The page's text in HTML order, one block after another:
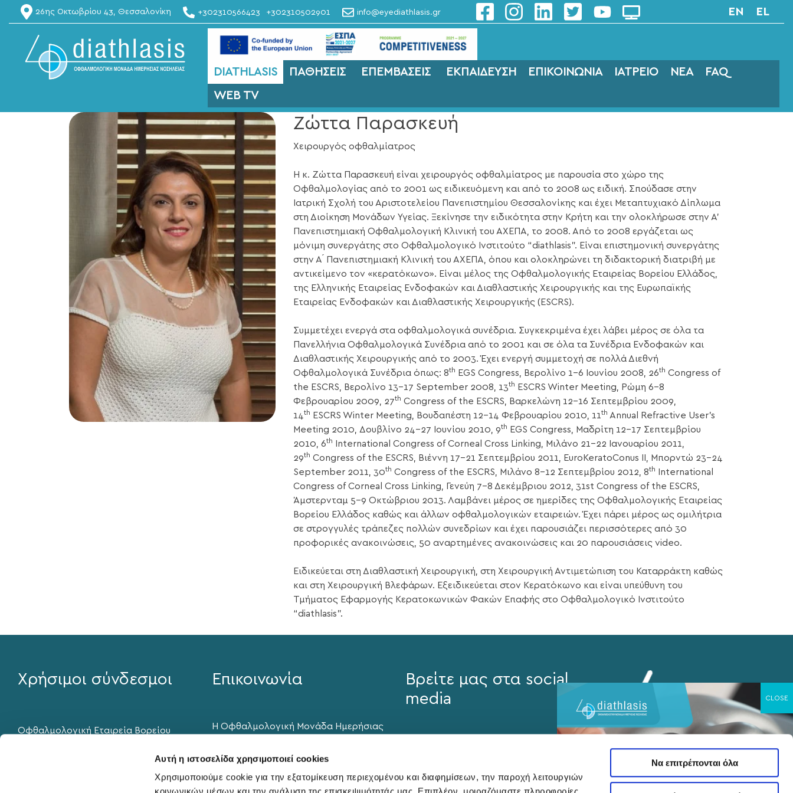
Αυτή η ιστοσελίδα χρησιμοποιεί cookies
Χρησιμοποιούμε cookie για την εξατομίκευση περιεχομένου και διαφημίσεων, την παροχή λειτουργιών
Να επιτρέπονται όλα
26ης Οκτωβρίου 43, Θεσσαλονίκη +302310566423 +302310502901 info@eyediathlasis.gr EN EL
DIATHLASIS ΠΑΘΗΣΕΙΣ ΕΠΕΜΒΑΣΕΙΣ ΕΚΠΑΙΔΕΥΣΗ ΕΠΙΚΟΙΝΩΝΙΑ ΙΑΤΡΕΙΟ ΝΕΑ
FAQ
WEB TV
Ζώττα Παρασκευή
Χειρουργός οφθαλμίατρος
Η κ. Ζώττα Παρασκευή είναι χειρουργός οφθαλμίατρος με παρουσία στο χώρο της
Οφθαλμολογίας από το 2001 ως ειδικευόμενη και από το 2008 ως ειδική. Σπούδασε στην
Ιατρική Σχολή του Αριστοτελείου Πανεπιστημίου Θεσσαλονίκης και έχει Μεταπτυχιακό Δίπλωμα
στη Διοίκηση Μονάδων Υγείας. Ξεκίνησε την ειδικότητα στην Κρήτη και την ολοκλήρωσε στην Α’
Πανεπιστημιακή Οφθαλμολογική Κλινική του ΑΧΕΠΑ, το 2008. Από το 2008 εργάζεται ως
μόνιμη συνεργάτης στο Οφθαλμολογικό Ινστιτούτο “diathlasis”. Είναι επιστημονική συνεργάτης
στην Α ́ Πανεπιστημιακή Κλινική του ΑΧΕΠΑ, όπου και ολοκληρώνει τη διδακτορική διατριβή με
αντικείμενο τον «κερατόκωνο». Είναι μέλος της Οφθαλμολογικής Εταιρείας Βορείου Ελλάδος,
της Ελληνικής Εταιρείας Ενδοφακών και Διαθλαστικής Χειρουργικής και της Ευρωπαϊκής
Εταιρείας Ενδοφακών και Διαθλαστικής Χειρουργικής (ESCRS).
Συμμετέχει ενεργά στα οφθαλμολογικά συνέδρια. Συγκεκριμένα έχει λάβει μέρος σε όλα τα
Πανελλήνια Οφθαλμολογικά Συνέδρια από το 2001 και σε όλα τα Συνέδρια Ενδοφακών και
Διαθλαστικής Χειρουργικής από το 2003. Έχει ενεργή συμμετοχή σε πολλά Διεθνή
Οφθαλμολογικά Συνέδρια όπως: 8th EGS Congress, Βερολίνο 1-6 Ιουνίου 2008, 26th Congress of
the ESCRS, Βερολίνο 13-17 September 2008, 13th
ESCRS Winter Meeting, Ρώμη 6-8
Φεβρουαρίου 2009, 27th Congress of the ESCRS, Βαρκελώνη 12-16 Σεπτεμβρίου 2009,
14 th ESCRS Winter Meeting, Βουδαπέστη 12-14 Φεβρουαρίου 2010, 11th Annual Refractive User’s
Meeting 2010, Δουβλίνο 24-27 Ιουνίου 2010, 9th
EGS Congress, Μαδρίτη 12-17 Σεπτεμβρίου
2010, 6th
International Congress of Corneal Cross Linking, Μιλάνο 21-22 Ιανουαρίου 2011,
29th Congress of the ESCRS, Βιέννη 17-21 Σεπτεμβρίου 2011, EuroKeratoConus II, Μπορντώ 23-24
September 2011, 30th Congress of the ESCRS, Μιλάνο 8-12 Σεπτεμβρίου 2012, 8th
International
Congress of Corneal Cross Linking, Γενεύη 7-8 Δεκέμβριου 2012, 31st Congress of the ESCRS,
Άμστερνταμ 5-9 Οκτώβριου 2013. Λαμβάνει μέρος σε ημερίδες της Οφθαλμολογικής Εταιρείας
Βορείου Ελλάδος καθώς και άλλων οφθαλμολογικών εταιρειών. Έχει πάρει μέρος ως ομιλήτρια
σε στρογγυλές τράπεζες πολλών συνεδρίων και έχει παρουσιάζει περισσότερες από 30
προφορικές ανακοινώσεις, 50 αναρτημένες ανακοινώσεις και 20 παρουσιάσεις video.
Ειδικεύεται στη Διαθλαστική Χειρουργική, στη Χειρουργική Αντιμετώπιση του Καταρράκτη καθώς
και στη Χειρουργική Βλεφάρων. Εξειδικεύεται στον Κερατόκωνο και είναι υπεύθυνη του
Τμήματος Εφαρμογής Κερατοκωνικών Φακών Επαφής στο Oφθαλμολογικό Ινστιτούτο
“diathlasis”.
Χρήσιμοι σύνδεσμοι
Οφθαλμολογική Εταιρεία Βορείου
Επικοινωνία
Η Οφθαλμολογική Μονάδα Ημερήσιας
καθημερινά, Δευτέρα με Παρασκευή,
υποστήριξη.
Βρείτε μας στα social
media